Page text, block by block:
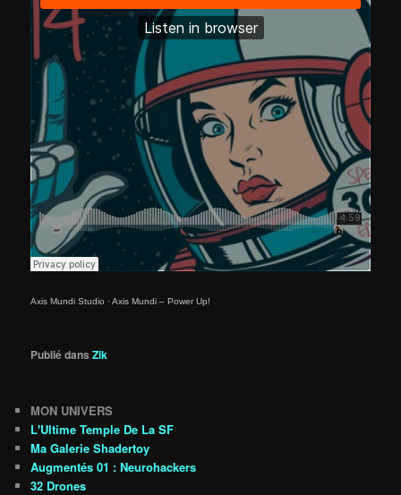
Axis Mundi Studio ·Axis Mundi – Power Up!
Publié dans Zik
MON UNIVERS
L'Ultime Temple De La SF
Ma Galerie Shadertoy
Augmentés 01 : Neurohackers
32 Drones